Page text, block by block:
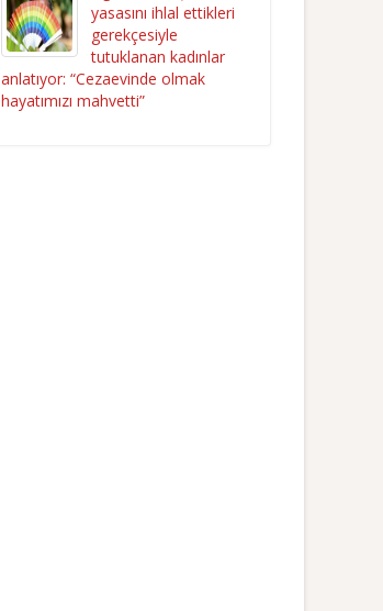
yasasını ihlal ettikleri
gerekçesiyle
tutuklanan kadınlar
anlatıyor: “Cezaevinde olmak
hayatımızı mahvetti”